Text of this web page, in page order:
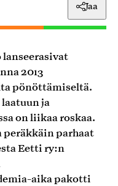
Jaa
2013
pönöttämiseltä.
ja
on liikaa roskaa.
peräkkäin parhaat
Eetti ry:n
aika pakotti